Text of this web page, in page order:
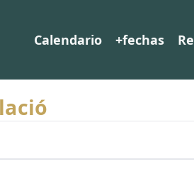
Calendario +fechas